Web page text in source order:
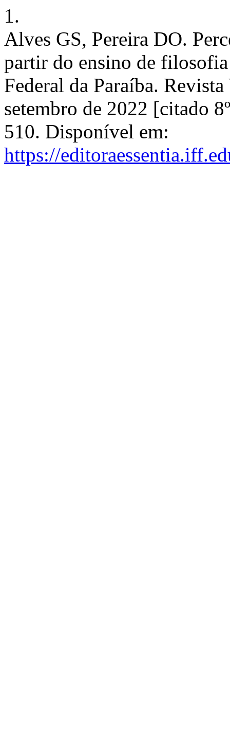
1.
Alves GS, Pereira DO.
partir do ensino de
Federal da Paraíba.
setembro de 2022 [citado
510. Disponível em:
https://